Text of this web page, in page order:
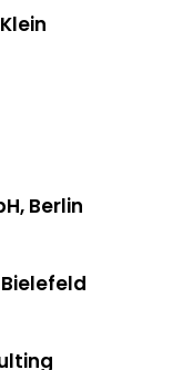
Berlin